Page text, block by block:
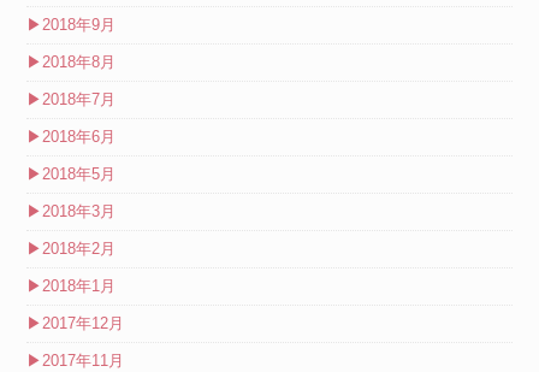
▶2018年9月
▶2018年8月
▶2018年7月
▶2018年6月
▶2018年5月
▶2018年3月
▶2018年2月
▶2018年1月
▶2017年12月
▶2017年11月